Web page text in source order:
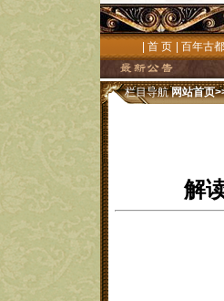
首 页 百年古都
栏目导航 网站首页
解